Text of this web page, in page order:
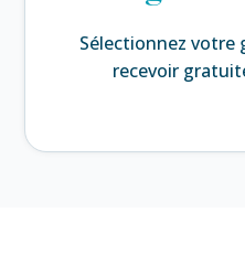
Sélectionnez votre
recevoir